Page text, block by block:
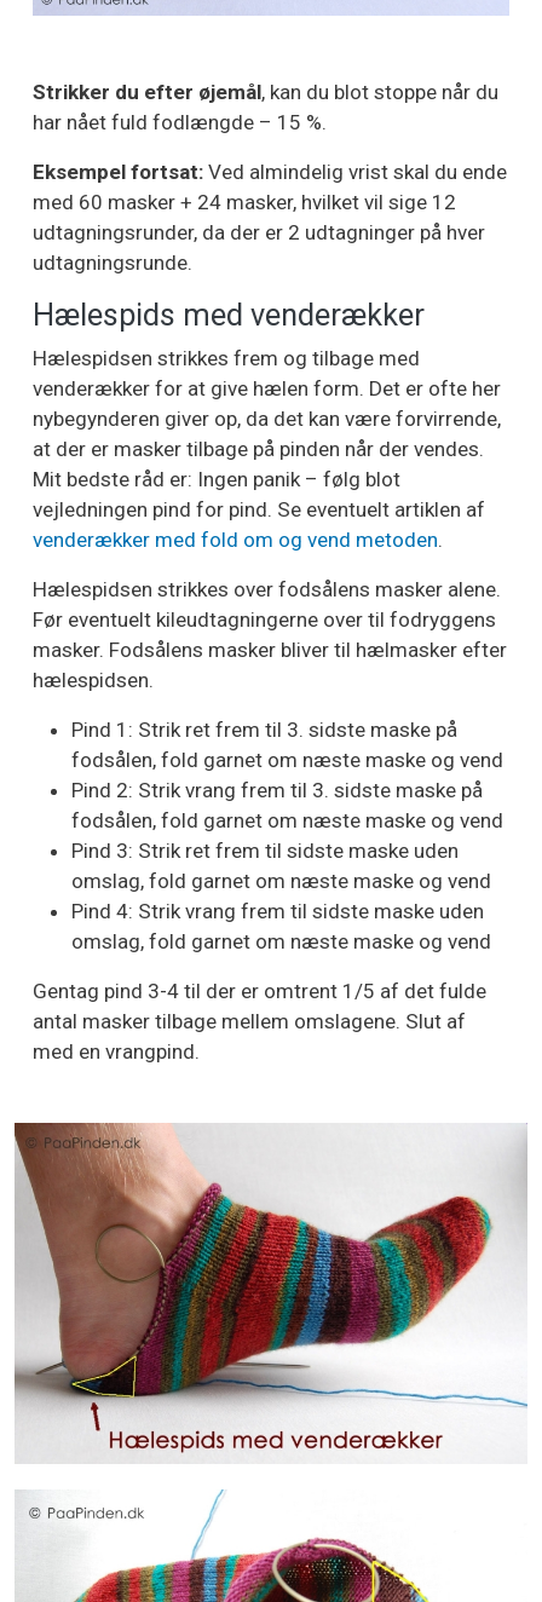
Strikker du efter øjemål, kan du blot stoppe når du
har nået fuld fodlængde – 15 %.
Eksempel fortsat: Ved almindelig vrist skal du ende
med 60 masker + 24 masker, hvilket vil sige 12
udtagningsrunder, da der er 2 udtagninger på hver
udtagningsrunde.
Hælespids med venderækker
Hælespidsen strikkes frem og tilbage med
venderækker for at give hælen form. Det er ofte her
nybegynderen giver op, da det kan være forvirrende,
at der er masker tilbage på pinden når der vendes.
Mit bedste råd er: Ingen panik – følg blot
vejledningen pind for pind. Se eventuelt artiklen af
venderækker med fold om og vend metoden.
Hælespidsen strikkes over fodsålens masker alene.
Før eventuelt kileudtagningerne over til fodryggens
masker. Fodsålens masker bliver til hælmasker efter
hælespidsen.
Pind 1: Strik ret frem til 3. sidste maske på
fodsålen, fold garnet om næste maske og vend
Pind 2: Strik vrang frem til 3. sidste maske på
fodsålen, fold garnet om næste maske og vend
Pind 3: Strik ret frem til sidste maske uden
omslag, fold garnet om næste maske og vend
Pind 4: Strik vrang frem til sidste maske uden
omslag, fold garnet om næste maske og vend
Gentag pind 3-4 til der er omtrent 1/5 af det fulde
antal masker tilbage mellem omslagene. Slut af
med en vrangpind.